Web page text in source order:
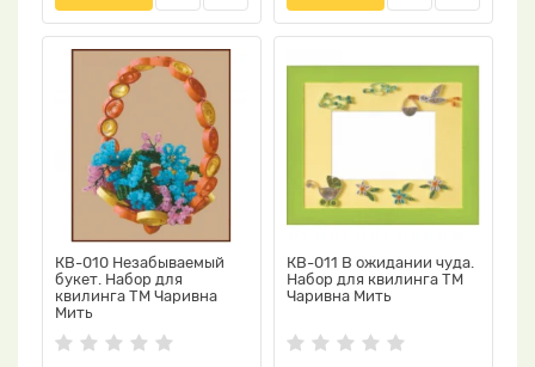
КВ-010 Незабываемый
букет. Набор для
квилинга ТМ Чаривна
Мить
КВ-011 В ожидании чуда.
Набор для квилинга ТМ
Чаривна Мить